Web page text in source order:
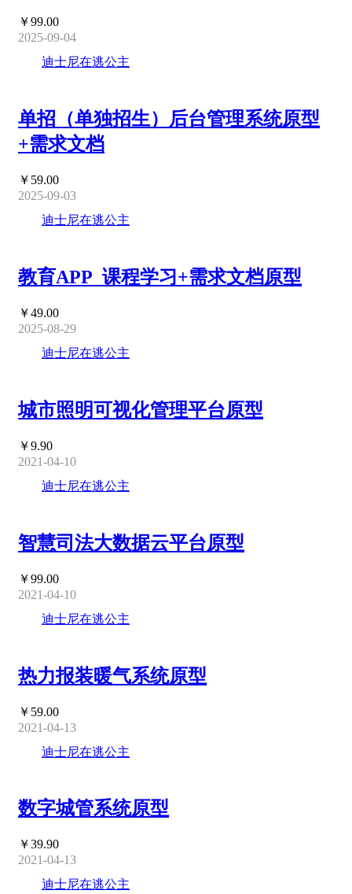
￥99.00
2025-09-04
迪士尼在逃公主
单招（单独招生）后台管理系统原型
+需求文档
￥59.00
2025-09-03
迪士尼在逃公主
教育APP_课程学习+需求文档原型
￥49.00
2025-08-29
迪士尼在逃公主
城市照明可视化管理平台原型
￥9.90
2021-04-10
迪士尼在逃公主
智慧司法大数据云平台原型
￥99.00
2021-04-10
迪士尼在逃公主
热力报装暖气系统原型
￥59.00
2021-04-13
迪士尼在逃公主
数字城管系统原型
￥39.90
2021-04-13
迪士尼在逃公主